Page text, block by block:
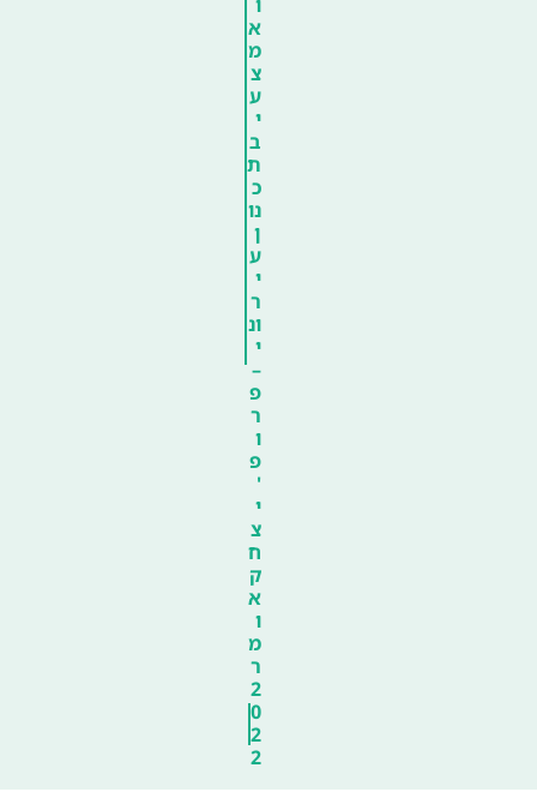
א
מ
צ
ע
י
ב
ת
כ
נו
ן
ע
י
ר
ונ
י
–
פ
ר
ו
פ
'
י
צ
ח
ק
א
ו
מ
ר
2
0
2
2